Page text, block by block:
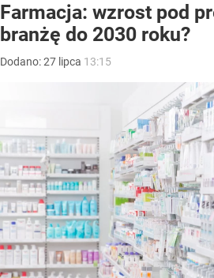
Farmacja: wzrost pod
branżę do 2030 roku?
Dodano:27 lipca 13:15